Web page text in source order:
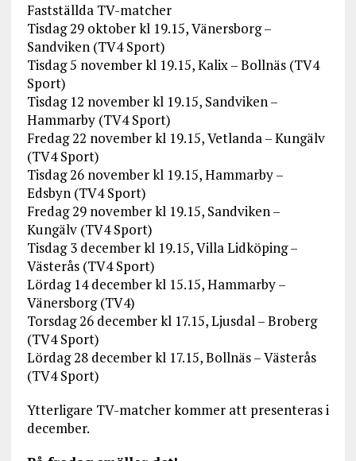
Fastställda TV-matcher
Tisdag 29 oktober kl 19.15, Vänersborg –
Sandviken (TV4 Sport)
Tisdag 5 november kl 19.15, Kalix – Bollnäs (TV4
Sport)
Tisdag 12 november kl 19.15, Sandviken –
Hammarby (TV4 Sport)
Fredag 22 november kl 19.15, Vetlanda – Kungälv
(TV4 Sport)
Tisdag 26 november kl 19.15, Hammarby –
Edsbyn (TV4 Sport)
Fredag 29 november kl 19.15, Sandviken –
Kungälv (TV4 Sport)
Tisdag 3 december kl 19.15, Villa Lidköping –
Västerås (TV4 Sport)
Lördag 14 december kl 15.15, Hammarby –
Vänersborg (TV4)
Torsdag 26 december kl 17.15, Ljusdal – Broberg
(TV4 Sport)
Lördag 28 december kl 17.15, Bollnäs – Västerås
(TV4 Sport)
Ytterligare TV-matcher kommer att presenteras i
december.